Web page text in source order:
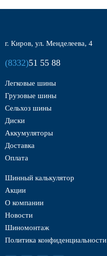
г. Киров, ул. Менделеева, 4
(8332)51 55 88
Легковые шины
Грузовые шины
Сельхоз шины
Диски
Аккумуляторы
Доставка
Оплата
Шинный калькулятор
Акции
О компании
Новости
Шиномонтаж
Политика конфиденциальности